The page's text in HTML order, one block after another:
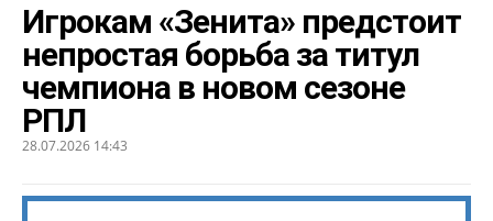
Игрокам «Зенита» предстоит
непростая борьба за титул
чемпиона в новом сезоне
РПЛ
28.07.2026 14:43